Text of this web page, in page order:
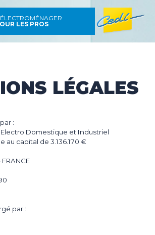
LES PROS
LÉGALES
:
Electro Domestique et Industriel
au capital de 3.136.170 €
par :
POSE
LINGE